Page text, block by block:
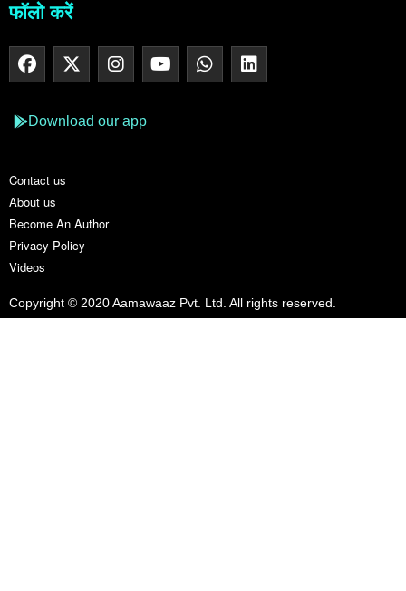
फॉलो करें
Download our app
Copyright © 2020 Aamawaaz Pvt. Ltd. All rights reserved.
Contact us
About us
Become An Author
Privacy Policy
Videos